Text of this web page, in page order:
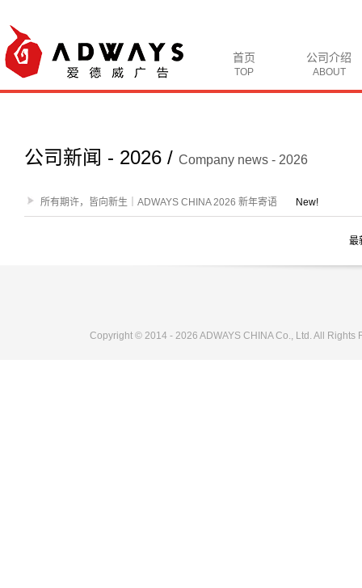
首页
TOP
公司介绍
ABOUT
公司新闻 - 2026 / Company news - 2026
所有期许，皆向新生｜ADWAYS CHINA 2026 新年寄语 New!
最
Copyright © 2014 - 2026 ADWAYS CHINA Co., Ltd. All Rights